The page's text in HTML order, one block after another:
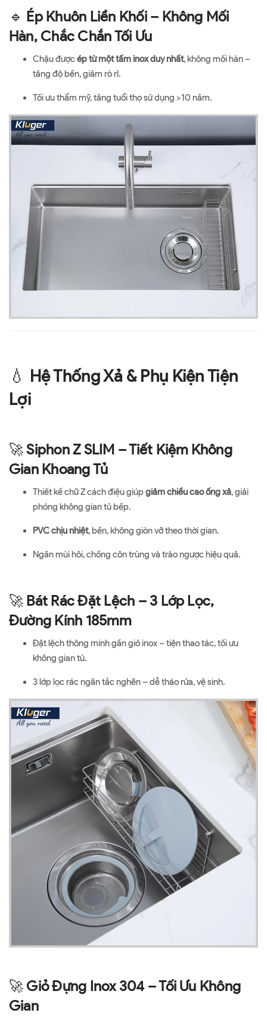
🔹 Ép Khuôn Liền Khối – Không Mối
Hàn, Chắc Chắn Tối Ưu
Chậu được ép từ một tấm inox duy nhất, không mối hàn –
tăng độ bền, giảm rò rỉ.
Tối ưu thẩm mỹ, tăng tuổi thọ sử dụng >10 năm.
💧 Hệ Thống Xả & Phụ Kiện Tiện
Lợi
🚀Siphon Z SLIM – Tiết Kiệm Không
Gian Khoang Tủ
Thiết kế chữ Z cách điệu giúp giảm chiều cao ống xả, giải
phóng không gian tủ bếp.
PVC chịu nhiệt, bền, không giòn vỡ theo thời gian.
Ngăn mùi hôi, chống côn trùng và trào ngược hiệu quả.
🚀 Bát Rác Đặt Lệch – 3 Lớp Lọc,
Đường Kính 185mm
Đặt lệch thông minh gần giỏ inox – tiện thao tác, tối ưu
không gian tủ.
3 lớp lọc rác ngăn tắc nghẽn – dễ tháo rửa, vệ sinh.
🚀 Giỏ Đựng Inox 304 – Tối Ưu Không
Gian